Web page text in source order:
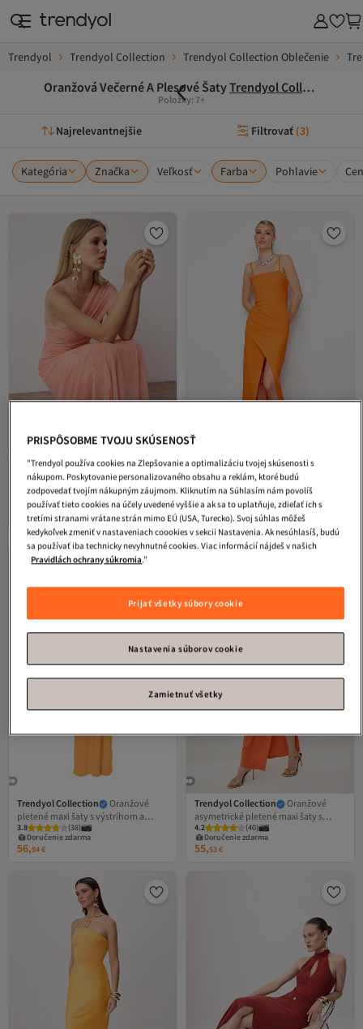
Trendyol Trendyol Collection Trendyol Collection Oblečenie
Oranžová Večerné A Plesové ŠatyTrendyol Collection
Položky: 7+
Najrelevantnejšie Filtrovať (3)
Kategória Značka Veľkosť Farba Pohlavie
Trendyol Collection
Svetlooranžové vzorované
asymetrické golierové tkané maxi
večerné šaty Večerné šaty na
promócie TPRSS25AE00190
Doručenie zdarma
48,24€
Trendyol Collection
Oranžové
tkané dlhé elegantné večerné šaty
TPRSS24AE00144
Doručenie zdarma
22,95€
Trendyol Collection
Oranžové
pletené maxi šaty s výstrihom a
rovným strihom, večerné šaty a šaty
na promócie TPRSS26AE00008
3.8 (38)
Doručenie zdarma
56,94€
Trendyol Collection
Oranžové
asymetrické pletené maxi šaty s
výstrihom/rovným strihom a šaty na
promócie TPRSS26AE00067
4.2 (40)
Doručenie zdarma
55,53€
PRISPÔSOBME TVOJU SKÚSENOSŤ
"Trendyol používa cookies na Zlepšovanie a optimalizáciu tvojej skúsenosti s
nákupom. Poskytovanie personalizovaného obsahu a reklám, ktoré budú
zodpovedať tvojím nákupným záujmom. Kliknutím na Súhlasím nám povolíš
používať tieto cookies na účely uvedené vyššie a ak sa to uplatňuje, zdieľať ich s
tretími stranami vrátane strán mimo EÚ (USA, Turecko). Svoj súhlas môžeš
kedykoľvek zmeniť v nastaveniach coookies v sekcii Nastavenia. Ak nesúhlasíš, budú
sa používať iba technicky nevyhnutné cookies. Viac informácií nájdeš v našich
Pravidlách ochrany súkromia."
Prijať všetky súbory cookie
Nastavenia súborov cookie
Zamietnuť všetky